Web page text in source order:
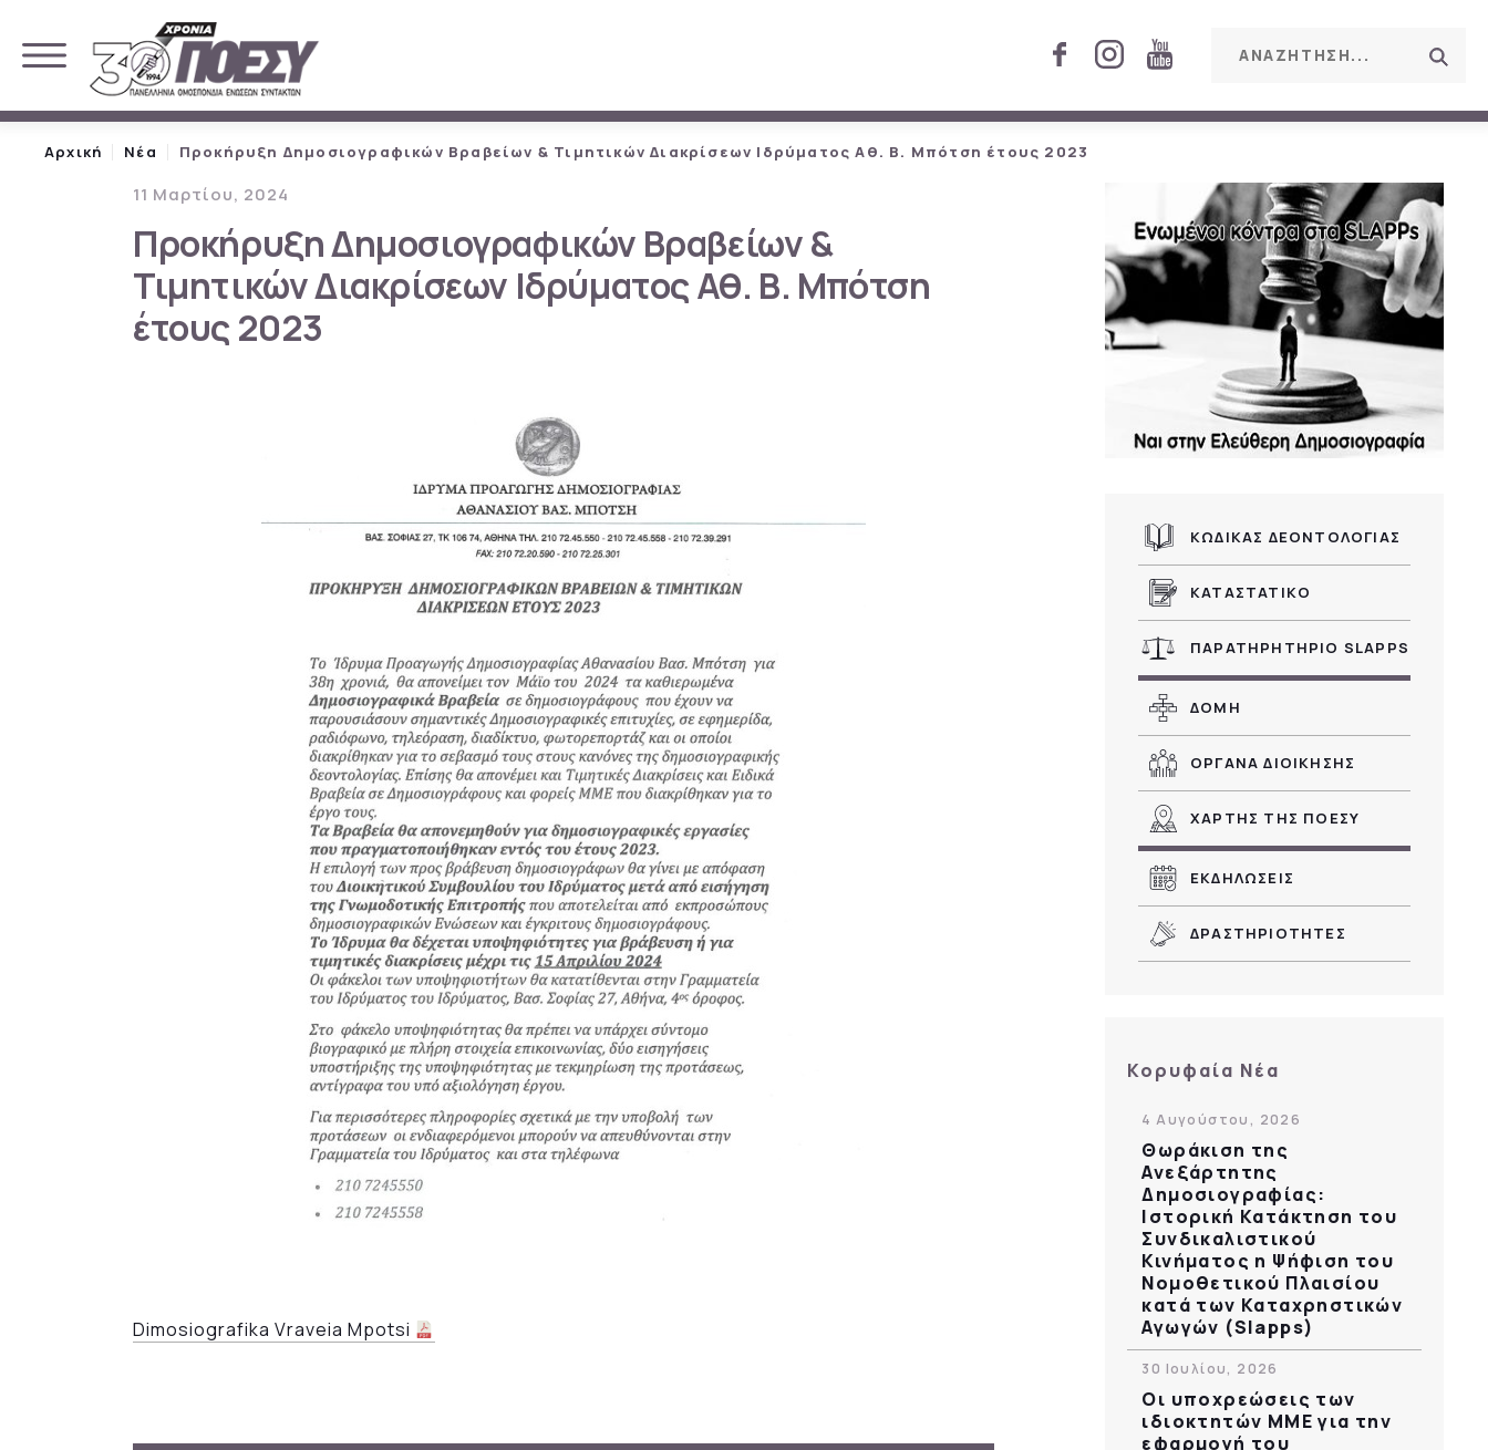
Αρχική Νέα Προκήρυξη Δημοσιογραφικών Βραβείων & Τιμητικών Διακρίσεων Ιδρύματος Αθ. Β. Μπότση έτους 2023
11 Μαρτίου, 2024
Προκήρυξη Δημοσιογραφικών Βραβείων &
Τιμητικών Διακρίσεων Ιδρύματος Αθ. Β. Μπότση
έτους 2023
Dimosiografika Vraveia Mpotsi
ΚΩΔΙΚΑΣ ΔΕΟΝΤΟΛΟΓΙΑΣ
ΚΑΤΑΣΤΑΤΙΚΟ
ΠΑΡΑΤΗΡΗΤΗΡΙΟ SLAPPS
ΔΟΜΗ
ΟΡΓΑΝΑ ΔΙΟΙΚΗΣΗΣ
ΧΑΡΤΗΣ ΤΗΣ ΠΟΕΣΥ
ΕΚΔΗΛΩΣΕΙΣ
ΔΡΑΣΤΗΡΙΟΤΗΤΕΣ
Κορυφαία Νέα
4 Αυγούστου, 2026
Θωράκιση της
Ανεξάρτητης
Δημοσιογραφίας:
Ιστορική Κατάκτηση του
Συνδικαλιστικού
Κινήματος η Ψήφιση του
Νομοθετικού Πλαισίου
κατά των Καταχρηστικών
Αγωγών (Slapps)
30 Ιουλίου, 2026
Οι υποχρεώσεις των
ιδιοκτητών ΜΜΕ για την
εφαρμογή του